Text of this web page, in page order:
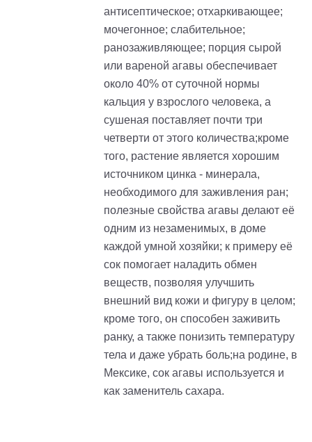
антисептическое; отхаркивающее;
мочегонное; слабительное;
ранозаживляющее; порция сырой
или вареной агавы обеспечивает
около 40% от суточной нормы
кальция у взрослого человека, а
сушеная поставляет почти три
четверти от этого количества;кроме
того, растение является хорошим
источником цинка - минерала,
необходимого для заживления ран;
полезные свойства агавы делают её
одним из незаменимых, в доме
каждой умной хозяйки; к примеру её
сок помогает наладить обмен
веществ, позволяя улучшить
внешний вид кожи и фигуру в целом;
кроме того, он способен заживить
ранку, а также понизить температуру
тела и даже убрать боль;на родине, в
Мексике, сок агавы используется и
как заменитель сахара.